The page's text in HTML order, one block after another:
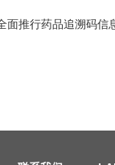
面推行药品追溯码信